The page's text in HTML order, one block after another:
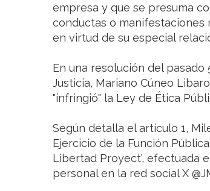
empresa y que se presuma
conductas o manifestaciones
en virtud de su especial
En una resolución del
Justicia, Mariano Cúneo
"infringió" la Ley de Ética
Según detalla el artículo 1,
Ejercicio de la Función
Libertad Proyect', efectuada
personal en la red social X